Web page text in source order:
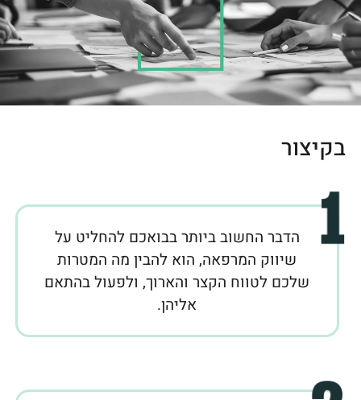
בקיצור
הדבר החשוב ביותר בבואכם להחליט על
שיווק המרפאה, הוא להבין מה המטרות
שלכם לטווח הקצר והארוך, ולפעול בהתאם
אליהן.